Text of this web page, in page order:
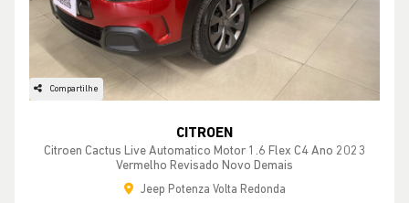
Compartilhe
CITROEN
Citroen Cactus Live Automatico Motor 1.6 Flex C4 Ano 2023
Vermelho Revisado Novo Demais
Jeep Potenza Volta Redonda